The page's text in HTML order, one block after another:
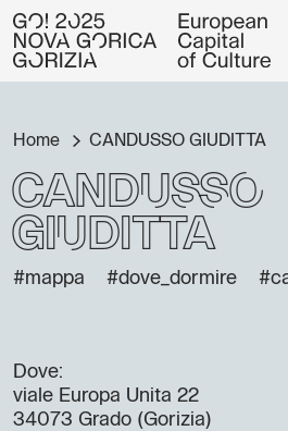
Home CANDUSSO GIUDITTA
CANDUSSO
GIUDITTA
#mappa #dove_dormire
Dove:
viale Europa Unita 22
34073 Grado (Gorizia)